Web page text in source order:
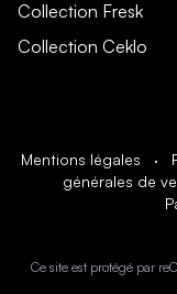
Collection Fresk
Collection Ceklo
Mentions légales ·
générales de
Ce site est protégé par